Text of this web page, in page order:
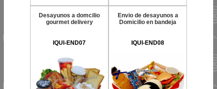
Desayunos a domcilio
gourmet delivery
IQUI-END07
Envio de desayunos a
Domicilio en bandeja
IQUI-END08